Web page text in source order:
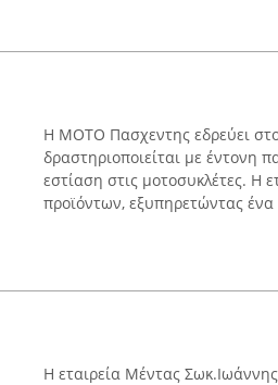
Η ΜΟΤΟ Πασχεντης εδρεύει στο
δραστηριοποιείται με έντονη
εστίαση στις μοτοσυκλέτες. Η
προϊόντων, εξυπηρετώντας ένα
Η εταιρεία Μέντας